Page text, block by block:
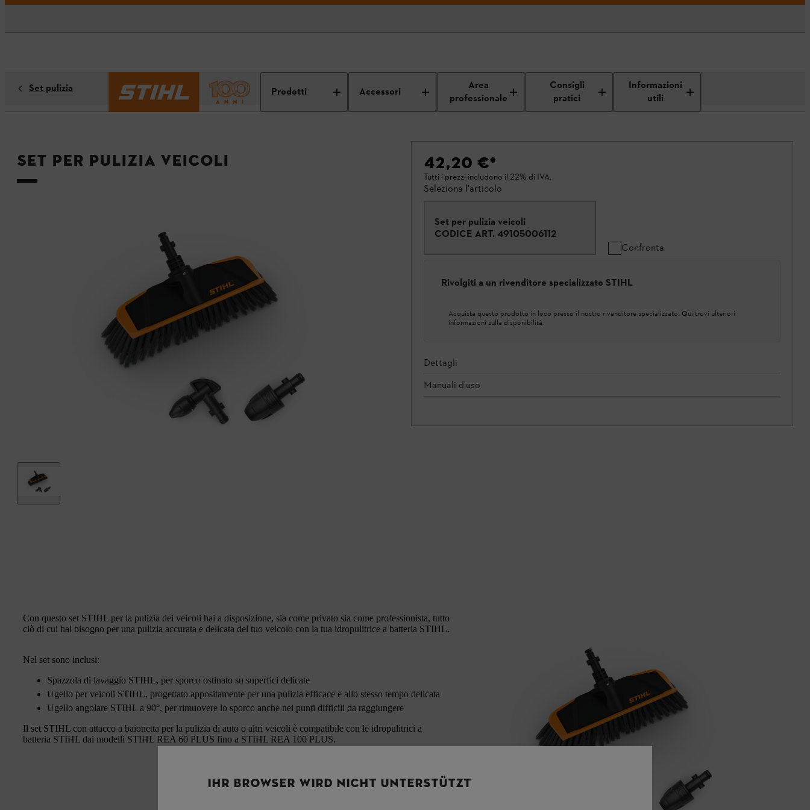
Prodotti Accessori
Area
professionale
Consigli
pratici
Informazioni
utili
Set pulizia
Set per pulizia veicoli 42,20 €*
Tutti i prezzi includono il 22% di IVA.
Seleziona l'articolo
Set per pulizia veicoli
CODICE ART. 49105006112
Confronta
Rivolgiti a un rivenditore specializzato STIHL
Acquista questo prodotto in loco presso il nostro rivenditore specializzato. Qui trovi ulteriori
informazioni sulla disponibilità.
Dettagli
Manuali d'uso
Con questo set STIHL per la pulizia dei veicoli hai a disposizione, sia come privato sia come professionista, tutto
ciò di cui hai bisogno per una pulizia accurata e delicata del tuo veicolo con la tua idropulitrice a batteria STIHL.
Nel set sono inclusi:
Spazzola di lavaggio STIHL, per sporco ostinato su superfici delicate
Ugello per veicoli STIHL, progettato appositamente per una pulizia efficace e allo stesso tempo delicata
Ugello angolare STIHL a 90°, per rimuovere lo sporco anche nei punti difficili da raggiungere
Il set STIHL con attacco a baionetta per la pulizia di auto o altri veicoli è compatibile con le idropulitrici a
batteria STIHL dai modelli STIHL REA 60 PLUS fino a STIHL REA 100 PLUS.
IHR BROWSER WIRD NICHT UNTERSTÜTZT